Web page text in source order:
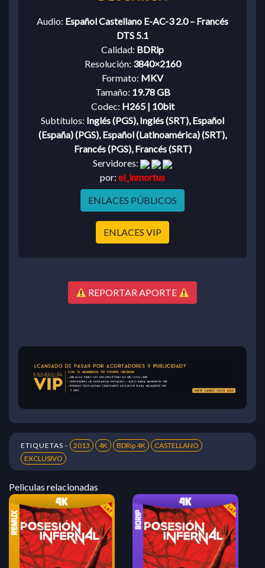
Audio: Español Castellano E-AC-3 2.0 – Francés
DTS 5.1
Calidad: BDRip
Resolución: 3840×2160
Formato: MKV
Tamaño: 19.78 GB
Codec: H265 | 10bit
Subtítulos: Inglés (PGS), Inglés (SRT), Español
(España) (PGS), Español (Latinoamérica) (SRT),
Francés (PGS), Francés (SRT)
Servidores:
por: el_inmortus
ENLACES PÚBLICOS
ENLACES VIP
REPORTAR APORTE
ETIQUETAS - 2013 4K BDRip 4K
CASTELLANO
EXCLUSIVO
Peliculas relacionadas